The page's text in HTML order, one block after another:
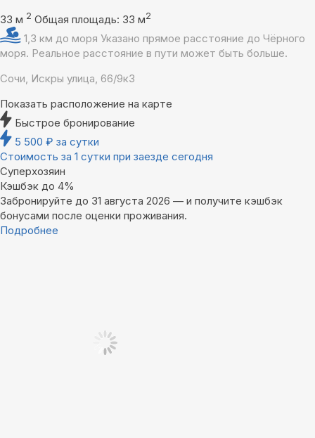
33 м 2 Общая площадь: 33 м2
1,3 км до моря Указано прямое расстояние до Чёрного
моря. Реальное расстояние в пути может быть больше.
Сочи, Искры улица, 66/9к3
Показать расположение на карте
Быстрое бронирование
5 500 ₽ за сутки
Стоимость за 1 сутки при заезде сегодня
Суперхозяин
Кэшбэк до 4%
Забронируйте до 31 августа 2026 — и получите кэшбэк
бонусами после оценки проживания.
Подробнее